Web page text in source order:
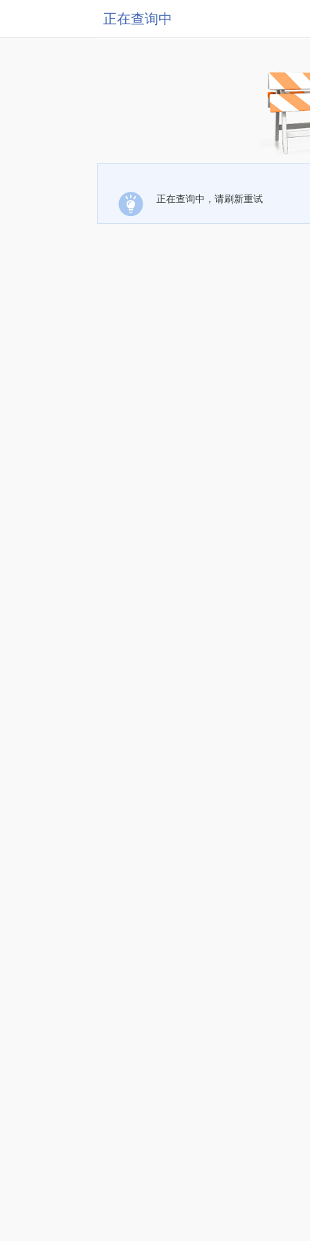
正在查询中
正在查询中，请刷新重试